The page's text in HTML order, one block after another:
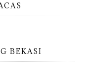
BEKASI